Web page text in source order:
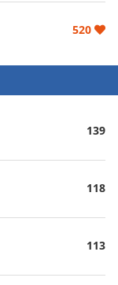
520
139
118
113